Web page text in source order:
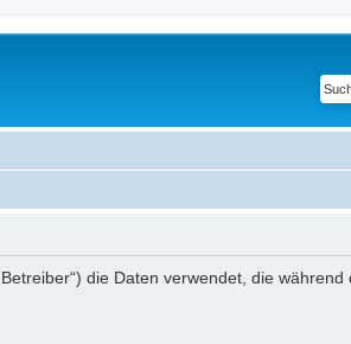
die Daten verwendet, die